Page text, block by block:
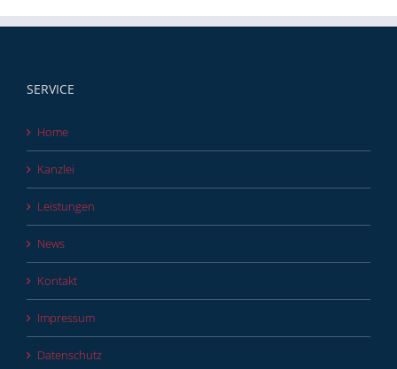
SERVICE
Home
Kanzlei
Leistungen
News
Kontakt
Impressum
Datenschutz